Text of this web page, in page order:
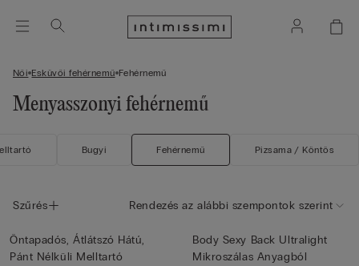
Női Esküvői fehérnemű Fehérnemű
Menyasszonyi fehérnemű
Bugyi Fehérnemű Pizsama / Köntös
Szűrés Rendezés az alábbi szempontok szerint
Öntapadós, Átlátszó Hátú,
Pánt Nélküli Melltartó
Body Sexy Back Ultralight
Mikroszálas Anyagból